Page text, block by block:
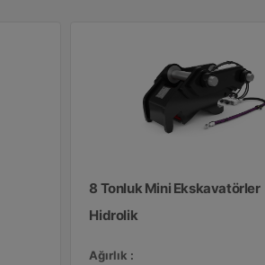
8 Tonluk Mini Ekskavatörler
Hidrolik
Ağırlık :